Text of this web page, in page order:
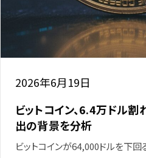
2026年6月19日
ビットコイン、6.4万ドル
出の背景を分析
ビットコインが64,000ドルを下